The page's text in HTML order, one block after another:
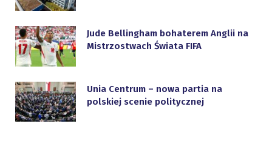
Jude Bellingham bohaterem Anglii na
Mistrzostwach Świata FIFA
Unia Centrum – nowa partia na
polskiej scenie politycznej